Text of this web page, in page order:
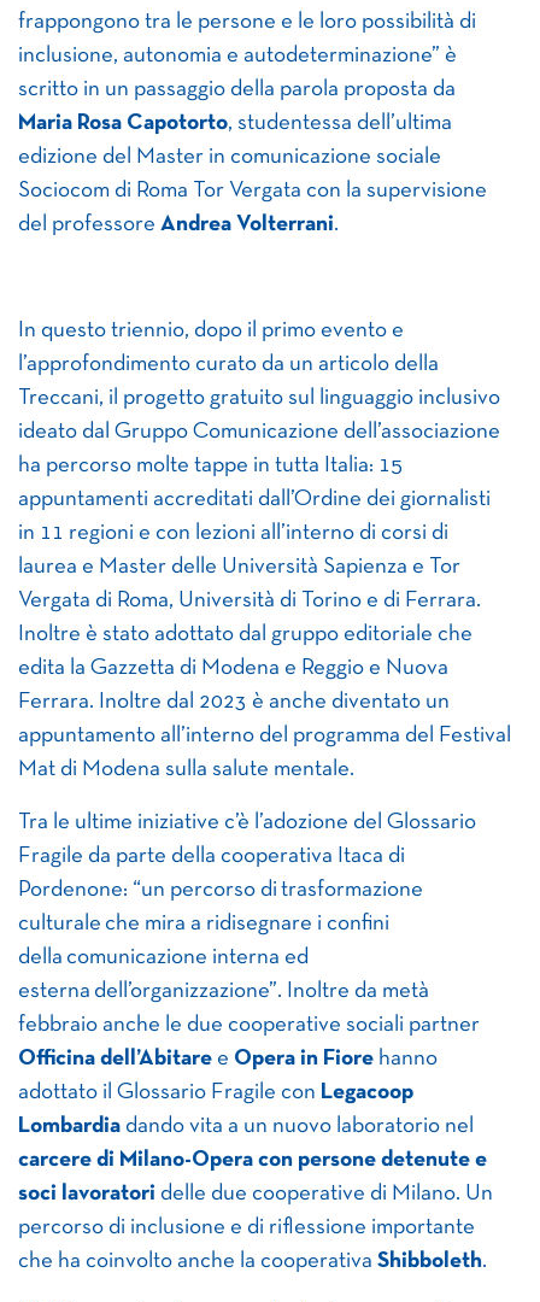
frappongono tra le persone e le loro possibilità di
inclusione, autonomia e autodeterminazione” è
scritto in un passaggio della parola proposta da
Maria Rosa Capotorto, studentessa dell’ultima
edizione del Master in comunicazione sociale
Sociocom di Roma Tor Vergata con la supervisione
del professore Andrea Volterrani.
In questo triennio, dopo il primo evento e
l’approfondimento curato da un articolo della
Treccani, il progetto gratuito sul linguaggio inclusivo
ideato dal Gruppo Comunicazione dell’associazione
ha percorso molte tappe in tutta Italia: 15
appuntamenti accreditati dall’Ordine dei giornalisti
in 11 regioni e con lezioni all’interno di corsi di
laurea e Master delle Università Sapienza e Tor
Vergata di Roma, Università di Torino e di Ferrara.
Inoltre è stato adottato dal gruppo editoriale che
edita la Gazzetta di Modena e Reggio e Nuova
Ferrara. Inoltre dal 2023 è anche diventato un
appuntamento all’interno del programma del Festival
Mat di Modena sulla salute mentale.
Tra le ultime iniziative c’è l’adozione del Glossario
Fragile da parte della cooperativa Itaca di
Pordenone: “un percorso di trasformazione
culturale che mira a ridisegnare i confini
della comunicazione interna ed
esterna dell’organizzazione”. Inoltre da metà
febbraio anche le due cooperative sociali partner
Officina dell’Abitare e Opera in Fiore hanno
adottato il Glossario Fragile con Legacoop
Lombardia dando vita a un nuovo laboratorio nel
carcere di Milano-Opera con persone detenute e
soci lavoratori delle due cooperative di Milano. Un
percorso di inclusione e di riflessione importante
che ha coinvolto anche la cooperativa Shibboleth.